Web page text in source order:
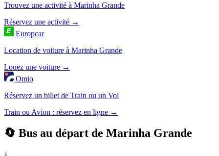
Trouvez une activité à Marinha Grande
Réservez une activité →
Europcar
Location de voiture à Marinha Grande
Louez une voiture →
Omio
Réservez un billet de Train ou un Vol
Train ou Avion : réservez en ligne →
🔄 Bus au départ de Marinha Grande
↓